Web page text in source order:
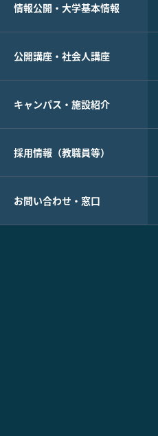
情報公開・大学基本情報
公開講座・社会人講座
キャンパス・施設紹介
採用情報（教職員等）
お問い合わせ・窓口